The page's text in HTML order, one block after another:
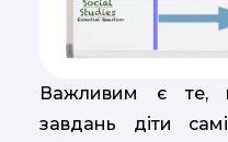
Важливим є те,
завдань діти